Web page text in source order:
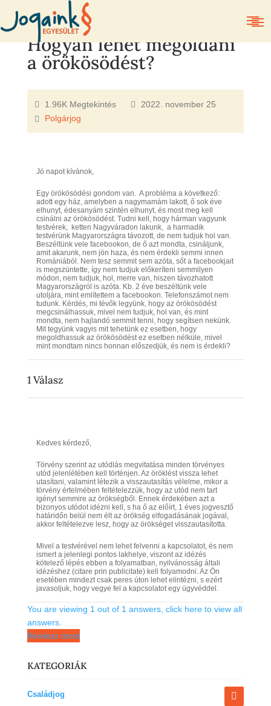
Hogyan lehet megoldani
a örökösödést?
1.96K Megtekintés
2022. november 25
Polgárjog
Jó napot kívánok,
Egy örökösödési gondom van. A probléma a következő:
adott egy ház, amelyben a nagymamám lakott, ő sok éve
elhunyt, édesanyám szintén elhunyt, és most meg kell
csinálni az örökösödést. Tudni kell, hogy hárman vagyunk
testvérek, ketten Nagyváradon lakunk, a harmadik
testvérünk Magyarországra távozott, de nem tudjuk hol van.
Beszéltünk vele facebookon, de ő azt mondta, csináljunk,
amit akarunk, nem jön haza, és nem érdekli semmi innen
Romániából. Nem tesz semmit sem azóta, sőt a facebookjait
is megszüntette, így nem tudjuk előkeríteni semmilyen
módon, nem tudjuk, hol, merre van, hiszen távozhatott
Magyarországról is azóta. Kb. 2 éve beszéltünk vele
utoljára, mint említettem a facebookon. Telefonszámot nem
tudunk. Kérdés, mi tévők legyünk, hogy az örökösödést
megcsinálhassuk, mivel nem tudjuk, hol van, és mint
mondta, nem hajlandó semmit tenni, hogy segítsen nekünk.
Mit tegyünk vagyis mit tehetünk ez esetben, hogy
megoldhassuk az örökösödést ez esetben nélküle, mivel
mint mondtam nincs honnan előszedjük, és nem is érdekli?
1Válasz
Kedves kérdező,
Törvény szerint az utódlás megvitatása minden törvényes
utód jelenlétében kell történjen. Az öröklést vissza lehet
utasítani, valamint létezik a visszautasítás vélelme, mikor a
törvény értelmében feltételezzük, hogy az utód nem tart
igényt semmire az örökségből. Ennek érdekében azt a
bizonyos utódot idézni kell, s ha ő az előírt, 1 éves jogvesztő
határidőn belül nem élt az örökség elfogadásának jogával,
akkor feltételezve lesz, hogy az örökséget visszautasította.
Mivel a testvérével nem lehet felvenni a kapcsolatot, és nem
ismert a jelenlegi pontos lakhelye, viszont az idézés
kötelező lépés ebben a folyamatban, nyilvánosság általi
idézéshez (citare prin publicitate) kell folyamodni. Az Ön
esetében mindezt csak peres úton lehet elintézni, s ezért
javasoljuk, hogy vegye fel a kapcsolatot egy ügyvéddel.
You are viewing 1 out of 1 answers, click here to view all
answers.
Kérdezz most
KATEGORIÁK
Családjog